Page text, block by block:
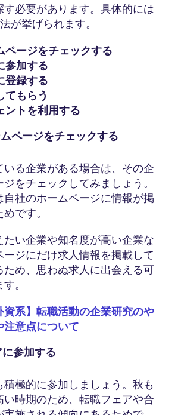
す必要があります。具体的には
が挙げられます。
ページをチェックする
参加する
登録する
てもらう
ントを利用する
ページをチェックする
いる企業がある場合は、その企
をチェックしてみましょう。
自社のホームページに情報が掲
です。
たい企業や知名度が高い企業な
ージにだけ求人情報を掲載して
ため、思わぬ求人に出会える可
。
資系】転職活動の企業研究のや
注意点について
参加する
極的に参加しましょう。秋も
い時期のため、転職フェアや合